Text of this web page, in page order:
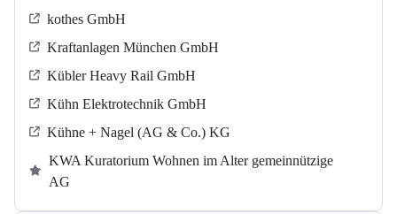
kothes GmbH
Kraftanlagen München GmbH
Kübler Heavy Rail GmbH
Kühn Elektrotechnik GmbH
Kühne + Nagel (AG & Co.) KG
KWA Kuratorium Wohnen im Alter gemeinnützige
AG